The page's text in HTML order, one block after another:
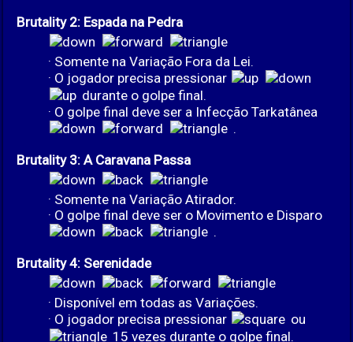
Brutality 2: Espada na Pedra
· Somente na Variação Fora da Lei.
· O jogador precisa pressionar
durante o golpe final.
· O golpe final deve ser a Infecção Tarkatânea
.
Brutality 3: A Caravana Passa
· Somente na Variação Atirador.
· O golpe final deve ser o Movimento e Disparo
.
Brutality 4: Serenidade
· Disponível em todas as Variações.
· O jogador precisa pressionar
ou
15 vezes durante o golpe final.